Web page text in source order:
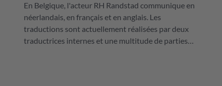
En Belgique, l'acteur RH Randstad communique en
néerlandais, en français et en anglais. Les
traductions sont actuellement réalisées par deux
traductrices internes et une multitude de parties